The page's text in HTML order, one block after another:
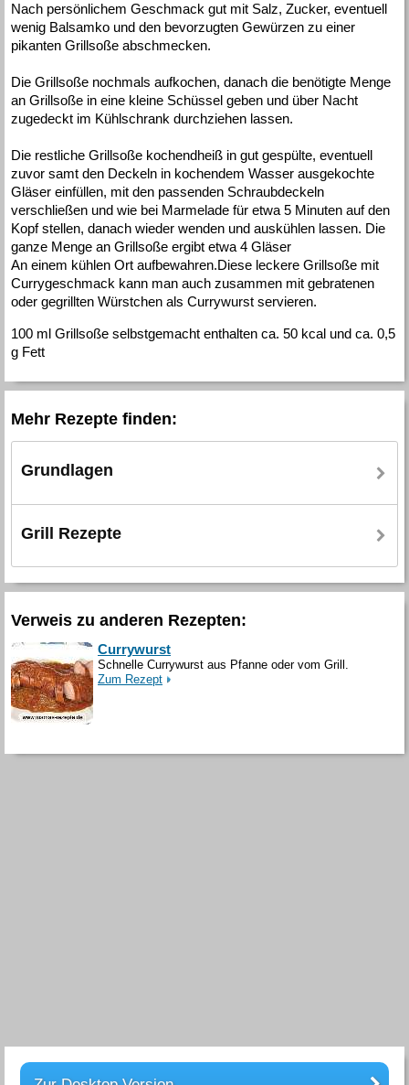
Nach persönlichem Geschmack gut mit Salz, Zucker, eventuell
wenig Balsamko und den bevorzugten Gewürzen zu einer
pikanten Grillsoße abschmecken.
Die Grillsoße nochmals aufkochen, danach die benötigte Menge
an Grillsoße in eine kleine Schüssel geben und über Nacht
zugedeckt im Kühlschrank durchziehen lassen.
Die restliche Grillsoße kochendheiß in gut gespülte, eventuell
zuvor samt den Deckeln in kochendem Wasser ausgekochte
Gläser einfüllen, mit den passenden Schraubdeckeln
verschließen und wie bei Marmelade für etwa 5 Minuten auf den
Kopf stellen, danach wieder wenden und auskühlen lassen. Die
ganze Menge an Grillsoße ergibt etwa 4 Gläser
An einem kühlen Ort aufbewahren.Diese leckere Grillsoße mit
Currygeschmack kann man auch zusammen mit gebratenen
oder gegrillten Würstchen als Currywurst servieren.
100 ml Grillsoße selbstgemacht enthalten ca. 50 kcal und ca. 0,5
g Fett
Mehr Rezepte finden:
Grundlagen
Grill Rezepte
Verweis zu anderen Rezepten:
Currywurst
Schnelle Currywurst aus Pfanne oder vom Grill.
Zum Rezept